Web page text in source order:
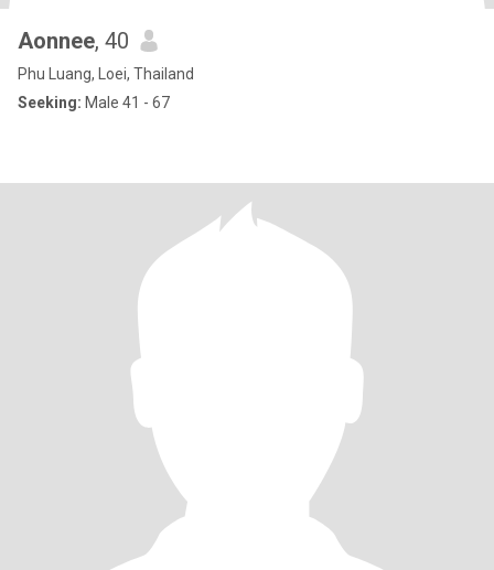
Aonnee, 40
Phu Luang, Loei, Thailand
Seeking: Male 41 - 67